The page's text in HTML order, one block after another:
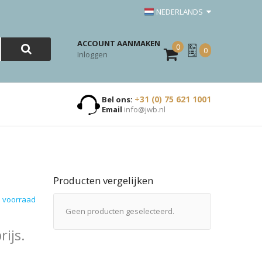
NEDERLANDS
ACCOUNT AANMAKEN
Inloggen
0
Mijn
Offerte
0
Bel ons: +31 (0) 75 621 1001
Email info@jwb.nl
voorraad
Producten vergelijken
Geen producten geselecteerd.